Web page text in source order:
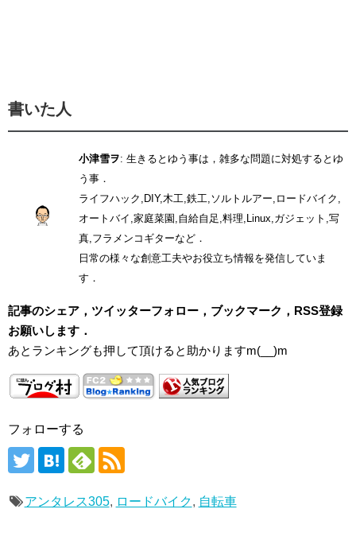
書いた人
小津雪ヲ: 生きるとゆう事は，雑多な問題に対処するとゆ
う事．
ライフハック,DIY,木工,鉄工,ソルトルアー,ロードバイク,
オートバイ,家庭菜園,自給自足,料理,Linux,ガジェット,写
真,フラメンコギターなど．
日常の様々な創意工夫やお役立ち情報を発信していま
す．
記事のシェア，ツイッターフォロー，ブックマーク，RSS登録
お願いします．
あとランキングも押して頂けると助かりますm(__)m
フォローする
アンタレス305, ロードバイク, 自転車